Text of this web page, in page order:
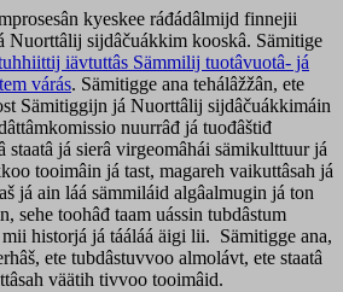
kyeskee ráđádâlmijd finnejii
Nuorttâlij sijdâčuákkim kooskâ. Sämitige
iävtuttâs Sämmilij tuotâvuotâ- já
várás. Sämitigge ana tehálâžžân, ete
Sämitiggijn já Nuorttâlij sijdâčuákkimáin
nuurrâđ já tuođâštiđ
já sierâ virgeomâhái sämikulttuur já
tooimâin já tast, magareh vaikuttâsah já
já ain láá sämmiláid algâalmugin já ton
sehe toohâđ taam uássin tubdâstum
mii historjá já tááláá äigi lii. Sämitigge ana,
ete tubdâstuvvoo almolávt, ete staatâ
väätih tivvoo tooimâid.